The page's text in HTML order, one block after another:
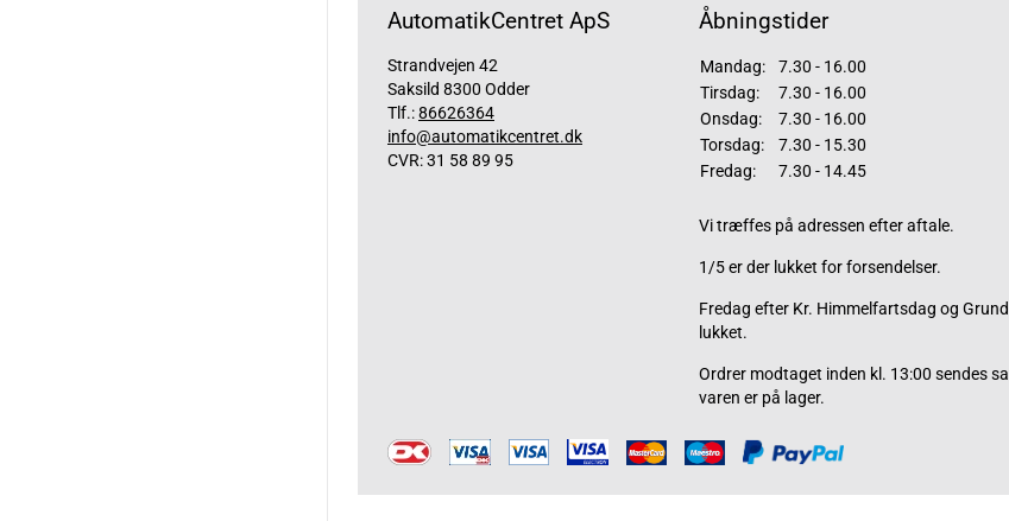
AutomatikCentret ApS
Strandvejen 42
Saksild 8300 Odder
Tlf.:86626364
info@automatikcentret.dk
CVR: 31 58 89 95
Åbningstider
Mandag:
7.30 - 16.00
Tirsdag:
7.30 - 16.00
Onsdag:
7.30 - 16.00
Torsdag:
7.30 - 15.30
Fredag:
7.30 - 14.45
Vi træffes på adressen efter aftale.
1/5 er der lukket for forsendelser.
Fredag efter Kr. Himmelfartsdag og
lukket.
Ordrer modtaget inden kl. 13:00 sendes
varen er på lager.